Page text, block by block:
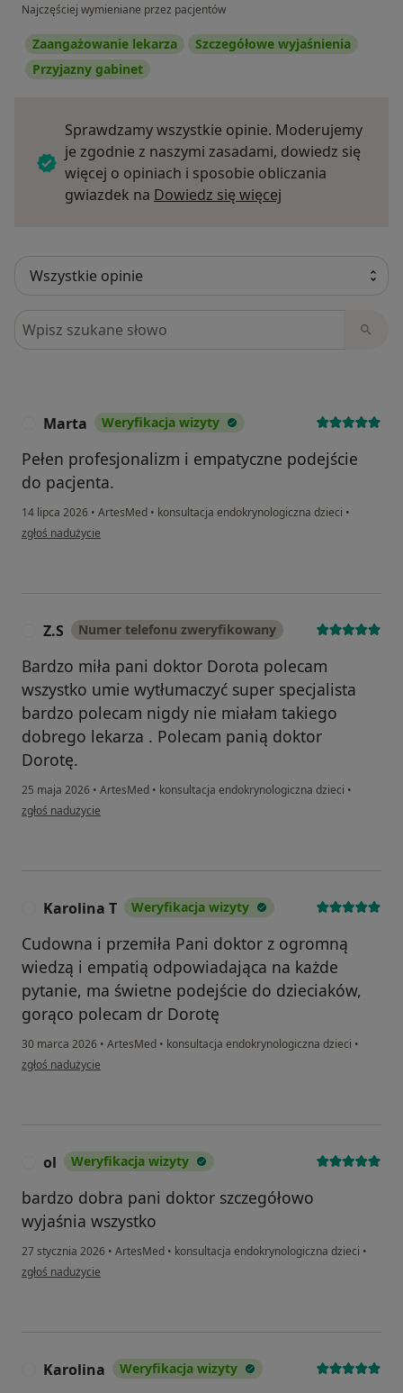
Najczęściej wymieniane przez pacjentów
Zaangażowanie lekarza
Szczegółowe wyjaśnienia
Przyjazny gabinet
Sprawdzamy wszystkie opinie. Moderujemy
je zgodnie z naszymi zasadami, dowiedz się
więcej o opiniach i sposobie obliczania
gwiazdek na Dowiedz się więcej
Szukaj w opiniach
Marta Weryfikacja wizyty
Pełen profesjonalizm i empatyczne podejście
do pacjenta.
14 lipca 2026 • ArtesMed • konsultacja endokrynologiczna dzieci •
w opinii użytkownika Marta
zgłoś nadużycie
Z.S Numer telefonu zweryfikowany
Bardzo miła pani doktor Dorota polecam
wszystko umie wytłumaczyć super specjalista
bardzo polecam nigdy nie miałam takiego
dobrego lekarza . Polecam panią doktor
Dorotę.
25 maja 2026 • ArtesMed • konsultacja endokrynologiczna dzieci •
w opinii użytkownika Z.S
zgłoś nadużycie
Karolina T Weryfikacja wizyty
Cudowna i przemiła Pani doktor z ogromną
wiedzą i empatią odpowiadająca na każde
pytanie, ma świetne podejście do dzieciaków,
gorąco polecam dr Dorotę
30 marca 2026 • ArtesMed • konsultacja endokrynologiczna dzieci •
w opinii użytkownika Karolina T
zgłoś nadużycie
ol Weryfikacja wizyty
bardzo dobra pani doktor szczegółowo
wyjaśnia wszystko
27 stycznia 2026 • ArtesMed • konsultacja endokrynologiczna dzieci •
w opinii użytkownika ol
zgłoś nadużycie
Karolina Weryfikacja wizyty